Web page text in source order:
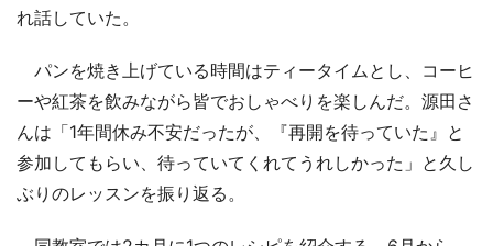
れ話していた。
パンを焼き上げている時間はティータイムとし、コーヒ
ーや紅茶を飲みながら皆でおしゃべりを楽しんだ。源田さ
んは「1年間休み不安だったが、『再開を待っていた』と
参加してもらい、待っていてくれてうれしかった」と久し
ぶりのレッスンを振り返る。